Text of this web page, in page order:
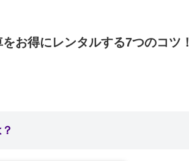
お得にレンタルする7つのコツ！